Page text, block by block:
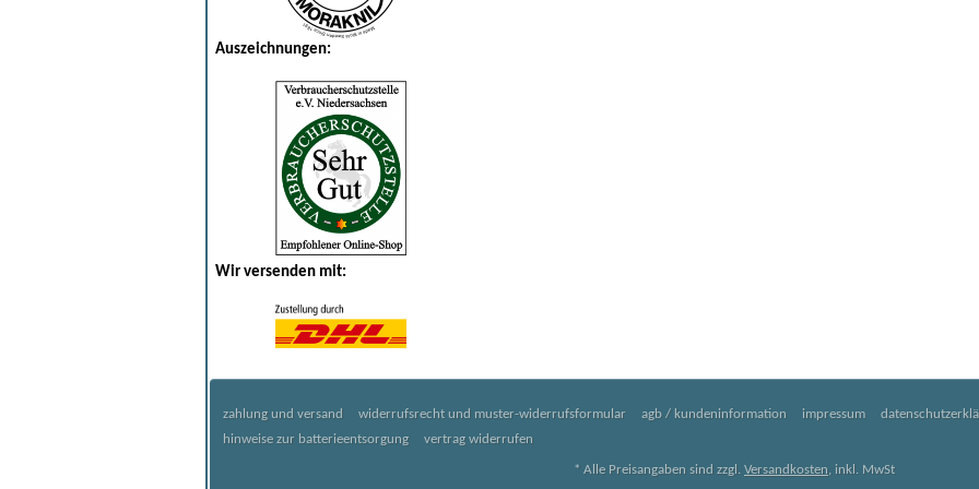
Auszeichnungen:
Wir versenden mit:
zahlung und versand widerrufsrecht und muster-widerrufsformular agb / kundeninformation impressum
hinweise zur batterieentsorgung
vertrag widerrufen
* Alle Preisangaben sind zzgl. Versandkosten, inkl. MwSt